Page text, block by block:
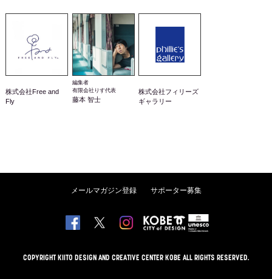
株式会社Free and
Fly
編集者
有限会社りす代表
藤本 智士
株式会社フィリーズ
ギャラリー
メールマガジン登録 サポーター募集
COPYRIGHT KIITO DESIGN AND CREATIVE CENTER KOBE ALL RIGHTS RESERVED.